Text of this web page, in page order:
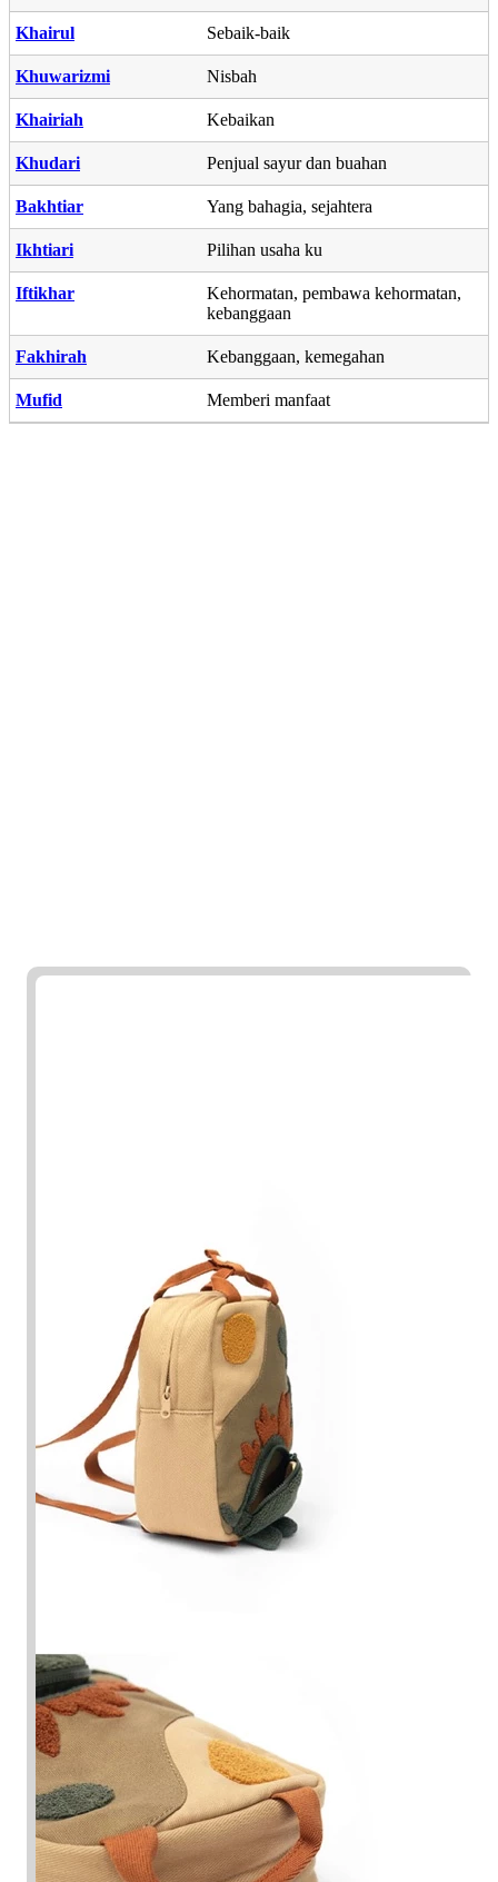
Khairul Sebaik-baik
Khuwarizmi Nisbah
Khairiah Kebaikan
Khudari Penjual sayur dan buahan
Bakhtiar Yang bahagia, sejahtera
Ikhtiari Pilihan usaha ku
Iftikhar
Kehormatan, pembawa kehormatan,
kebanggaan
Fakhirah Kebanggaan, kemegahan
Mufid Memberi manfaat